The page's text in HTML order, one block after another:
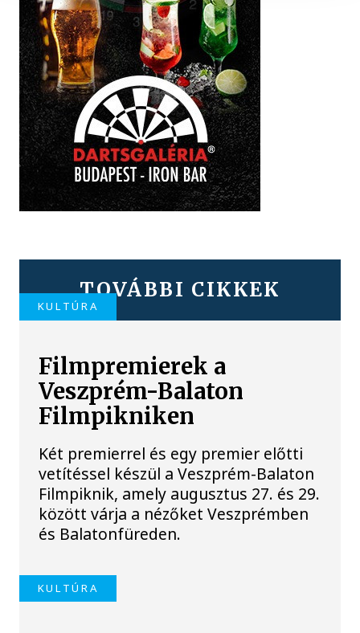
TOVÁBBI CIKKEK
KULTÚRA
Filmpremierek a
Veszprém-Balaton
Filmpikniken
Két premierrel és egy premier előtti
vetítéssel készül a Veszprém-Balaton
Filmpiknik, amely augusztus 27. és 29.
között várja a nézőket Veszprémben
és Balatonfüreden.
KULTÚRA